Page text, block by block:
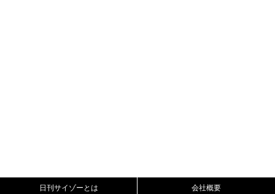
日刊サイゾーとは 会社概要